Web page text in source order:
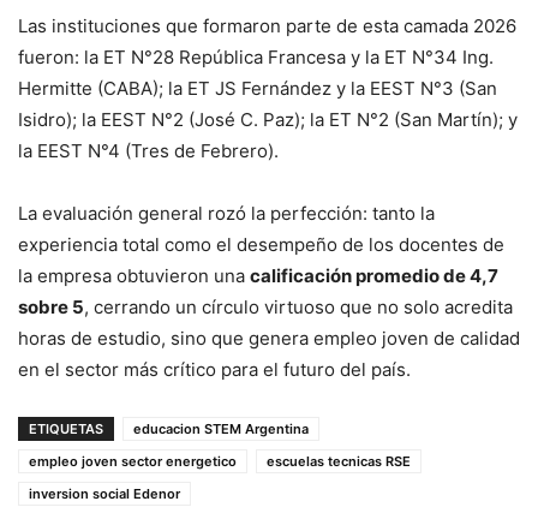
Las instituciones que formaron parte de esta camada 2026
fueron: la ET N°28 República Francesa y la ET N°34 Ing.
Hermitte (CABA); la ET JS Fernández y la EEST N°3 (San
Isidro); la EEST N°2 (José C. Paz); la ET N°2 (San Martín); y
la EEST N°4 (Tres de Febrero).
La evaluación general rozó la perfección: tanto la
experiencia total como el desempeño de los docentes de
la empresa obtuvieron una calificación promedio de 4,7
sobre 5, cerrando un círculo virtuoso que no solo acredita
horas de estudio, sino que genera empleo joven de calidad
en el sector más crítico para el futuro del país.
ETIQUETAS
educacion STEM Argentina
empleo joven sector energetico
escuelas tecnicas RSE
inversion social Edenor